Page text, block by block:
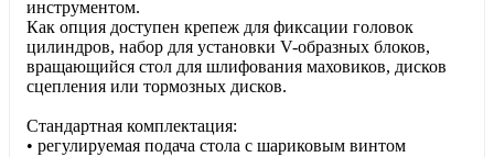
инструментом.
Как опция доступен крепеж для фиксации головок
цилиндров, набор для установки V-образных блоков,
вращающийся стол для шлифования маховиков, дисков
сцепления или тормозных дисков.
Стандартная комплектация:
• регулируемая подача стола с шариковым винтом